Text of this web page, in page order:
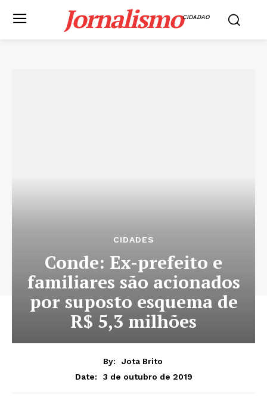
JornalismoCIDADAO
CIDADES
Conde: Ex-prefeito e
familiares são acionados
por suposto esquema de
R$ 5,3 milhões
By:
Jota Brito
Date:
3 de outubro de 2019